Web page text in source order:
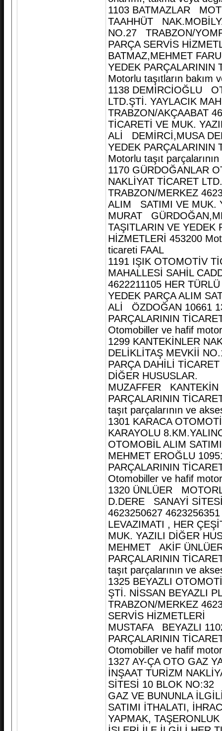
1103 BATMAZLAR
TAAHHÜT
NO.27 TRABZON/
PARÇA SERVİS
BATMAZ,MEHMET
YEDEK PARÇALARININ
Motorlu taşıtların bakım
1138 DEMİRCİOĞLU
LTD.ŞTİ. YAYLACIK
TRABZON/AKÇAABAT
TİCARETİ VE MUK.
ALİ DEMİRCİ,MUSA
YEDEK PARÇALARININ
Motorlu taşıt
1170 GÜRDOĞANLAR
NAKLİYAT TİCARET
TRABZON/MERKEZ
ALIM SATIMI VE MUK.
MURAT
TAŞITLARIN VE YEDEK
HİZMETLERİ 453200
ticareti FAAL
1191 IŞIK OTOMOTİV
MAHALLESİ SAHİL
4622211105 HER
YEDEK PARÇA ALIM
ALİ ÖZDOĞAN 10661
PARÇALARININ
Otomobiller ve hafif
1299 KANTEKİNLER
DELİKLİTAŞ MEVKİİ
PARÇA DAHİLİ
DİĞER HUSUSLAR.
MUZAFFER KANTEKİN
PARÇALARININ
taşıt parçalarının ve
1301 KARACA
KARAYOLU
OTOMOBİL ALIM
MEHMET EROĞLU
PARÇALARININ
Otomobiller ve hafif
1320 ÜNLÜER
D.DERE SANAYİ
4623250627
LEVAZIMATI , HER
MUK. YAZILI DİĞER
MEHMET AKİF
PARÇALARININ
taşıt parçalarının ve
1325 BEYAZLI
ŞTİ. NİSSAN BEYAZLI
TRABZON/MERKEZ
SERVİS HİZMETLERİ
MUSTAFA BEYAZLI
PARÇALARININ
Otomobiller ve hafif
1327 AY-ÇA OTO GAZ
İNŞAAT TURİZM
SİTESİ 10 BLOK NO:32
GAZ VE BUNUNLA
SATIMI İTHALATI,
YAPMAK,